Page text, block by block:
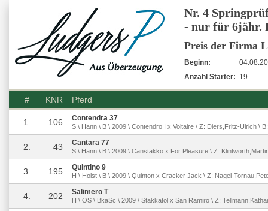
Nr. 4
- nur für 6jähr.
Preis der Firma
Beginn:
Anzahl Starter: 19
# KNR Pferd
1. 106 Contendra 37
S \ Hann \ B \ 2009 \ Contendro I x Voltaire \ Z: Diers,Fritz-Ulrich \
2. 43 Cantara 77
S \ Hann \ B \ 2009 \ Canstakko x For Pleasure \ Z:
3. 195 Quintino 9
H \ Holst \ B \ 2009 \ Quinton x Cracker Jack \ Z: Nagel-
4. 202 Salimero T
H \ OS \ BkaSc \ 2009 \ Stakkatol x San Ramiro \ Z: